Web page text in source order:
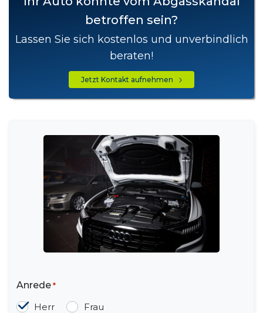
betroffen sein?
Lassen Sie sich kostenlos und unverbindlich
beraten!
Jetzt Kontakt aufnehmen
Anrede *
Herr Frau